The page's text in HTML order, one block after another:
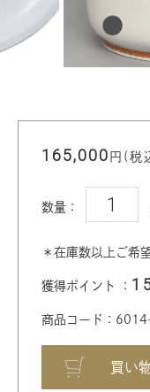
165,000 円(税
数量：
＊在庫数以上ご希
獲得ポイント ：
商品コード：